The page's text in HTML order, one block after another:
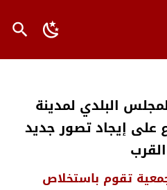
البلدي لمدينة
على إيجاد تصور جديد
تقوم باستخلاص